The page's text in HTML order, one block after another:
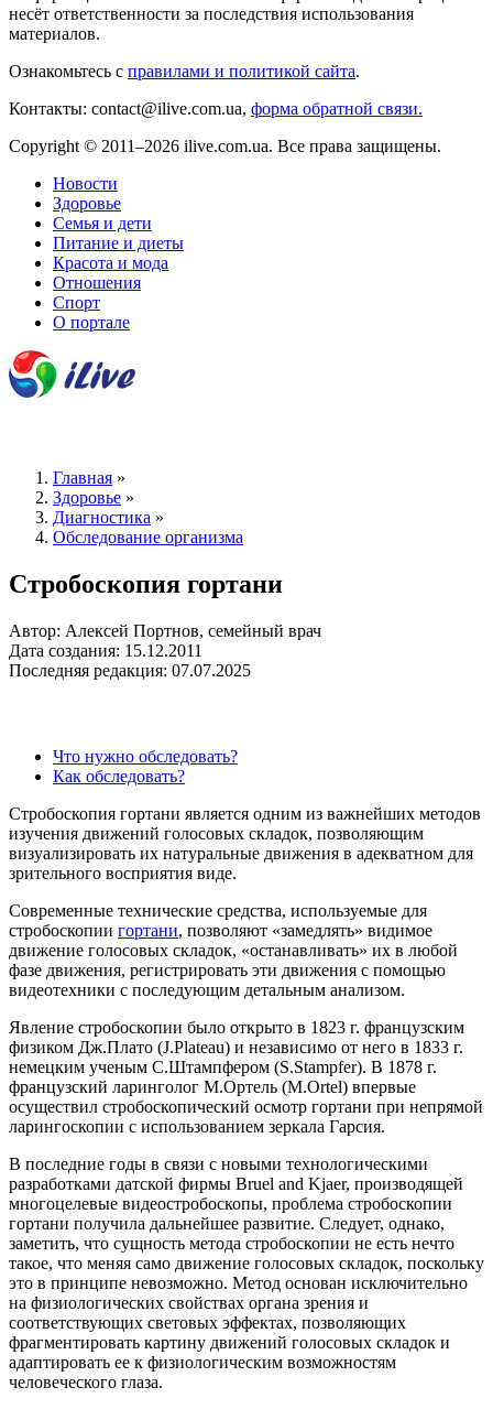
несёт ответственности за последствия использования
материалов.
Ознакомьтесь с правилами и политикой сайта.
Контакты: contact@ilive.com.ua, форма обратной связи.
Copyright © 2011–2026 ilive.com.ua. Все права защищены.
Новости
Здоровье
Семья и дети
Питание и диеты
Красота и мода
Отношения
Спорт
О портале
Главная »
Здоровье »
Диагностика »
Обследование организма
Стробоскопия гортани
Автор: Алексей Портнов, семейный врач
Дата создания: 15.12.2011
Последняя редакция: 07.07.2025
Что нужно обследовать?
Как обследовать?
Стробоскопия гортани является одним из важнейших методов
изучения движений голосовых складок, позволяющим
визуализировать их натуральные движения в адекватном для
зрительного восприятия виде.
Современные технические средства, используемые для
стробоскопии гортани, позволяют «замедлять» видимое
движение голосовых складок, «останавливать» их в любой
фазе движения, регистрировать эти движения с помощью
видеотехники с последующим детальным анализом.
Явление стробоскопии было открыто в 1823 г. французским
физиком Дж.Плато (J.Plateau) и независимо от него в 1833 г.
немецким ученым С.Штампфером (S.Stampfer). В 1878 г.
французский ларинголог М.Ортель (M.Ortel) впервые
осуществил стробоскопический осмотр гортани при непрямой
ларингоскопии с использованием зеркала Гарсия.
В последние годы в связи с новыми технологическими
разработками датской фирмы Вruel and Kjaer, производящей
многоцелевые видеостробоскопы, проблема стробоскопии
гортани получила дальнейшее развитие. Следует, однако,
заметить, что сущность метода стробоскопии не есть нечто
такое, что меняя само движение голосовых складок, поскольку
это в принципе невозможно. Метод основан исключительно
на физиологических свойствах органа зрения и
соответствующих световых эффектах, позволяющих
фрагментировать картину движений голосовых складок и
адаптировать ее к физиологическим возможностям
человеческого глаза.